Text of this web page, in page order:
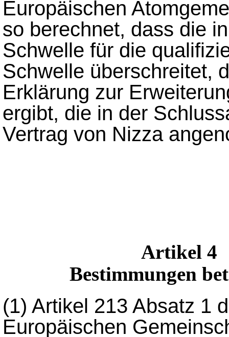
Europäischen
so berechnet, dass die
Schwelle für die
Schwelle überschreitet,
Erklärung zur
ergibt, die in der
Vertrag von Nizza
Artikel 4
Bestimmungen
(1) Artikel 213 Absatz 1
Europäischen